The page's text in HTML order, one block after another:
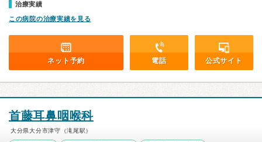
治療実績
この病院の治療実績を見る
ネット予約 電話 公式サイト
首藤耳鼻咽喉科
大分県大分市津守（滝尾駅）